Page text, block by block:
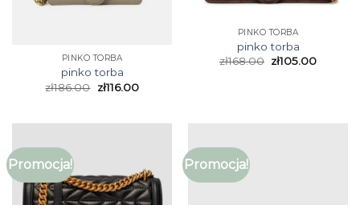
PINKO TORBA
pinko torba
zł186.00 zł116.00
PINKO TORBA
pinko torba
zł168.00 zł105.00
Promocja! Promocja!